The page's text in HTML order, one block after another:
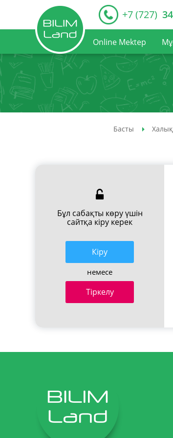
+7 (727)
Online Mektep
Басты
Бұл сабақты көру үшін
сайтқа кіру керек
Кiру
немесе
Тіркелу